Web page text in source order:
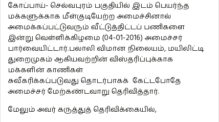
கோப்பாய்- செல்வபுரம் பகுதியில் இடம் பெயர்ந்த
மக்களுக்காக மீள்குடியேற்ற அமைச்சினால்
அமைக்கப்பட்டுவரும் வீட்டுத்திட்டப் பணிகளை
இன்று வெள்ளிக்கிழமை (04-01-2016) அமைச்சர்
பார்வையிட்டார்.பலாலி விமான நிலையம், மயிலிட்டி
துறைமுகம் ஆகியவற்றின் விஸ்தரிப்புக்காக
மக்களின் காணிகள்
சுவீகரிக்கப்படுவது தொடர்பாகக் கேட்டபோதே
அமைச்சர் மேற்கண்டவாறு தெரிவித்தார்.
மேலும் அவர் கருத்துத் தெரிவிக்கையில்,